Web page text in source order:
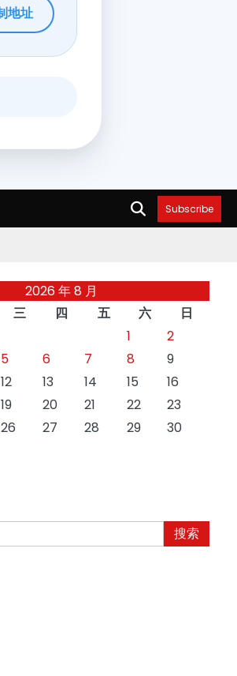
Subscribe
2026 年 8 月
三 四 五 六
日
1
2
5 6 7 8
9
12 13 14 15
16
19 20 21 22
23
26 27 28 29
30